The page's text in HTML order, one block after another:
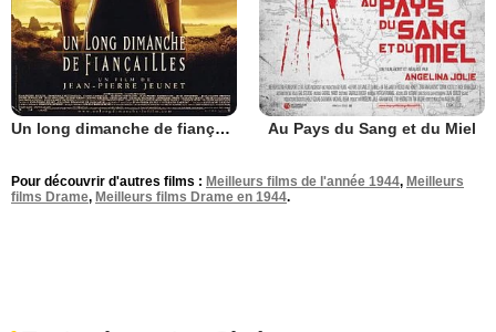
Un long dimanche de fiançailles Au Pays du Sang et du Miel
Pour découvrir d'autres films : Meilleurs films de l'année 1944, Meilleurs
films Drame, Meilleurs films Drame en 1944.